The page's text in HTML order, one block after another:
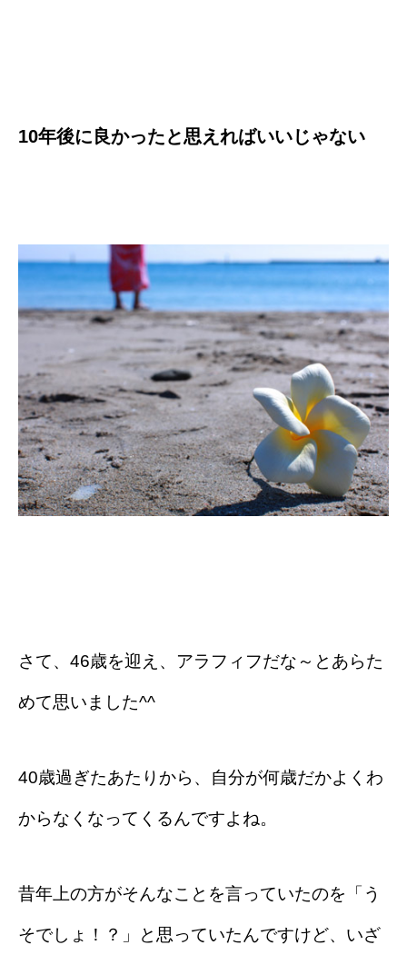
10年後に良かったと思えればいいじゃない
さて、46歳を迎え、アラフィフだな～とあらた
めて思いました^^
40歳過ぎたあたりから、自分が何歳だかよくわ
からなくなってくるんですよね。
昔年上の方がそんなことを言っていたのを「う
そでしょ！？」と思っていたんですけど、いざ